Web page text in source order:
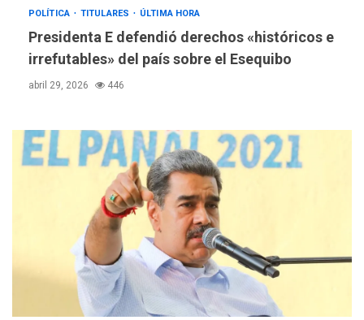
POLÍTICA TITULARES ÚLTIMA HORA
Presidenta E defendió derechos «históricos e
irrefutables» del país sobre el Esequibo
abril 29, 2026 446
DESTACADOS
NACIONALES
ÚLTIMA HORA
Gobierno nacional y